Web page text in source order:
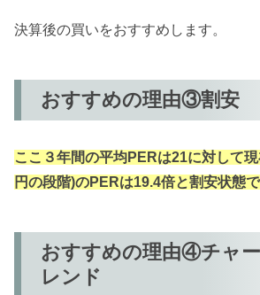
決算後の買いをおすすめします。
おすすめの理由③割安
ここ３年間の平均PERは21に対して
円の段階)のPERは19.4倍と割安状態で
おすすめの理由④チャ
レンド